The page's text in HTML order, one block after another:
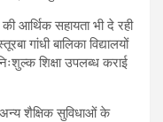
आर्थिक सहायता भी दे रही
गांधी बालिका विद्यालयों
शिक्षा उपलब्ध कराई
शैक्षिक सुविधाओं के